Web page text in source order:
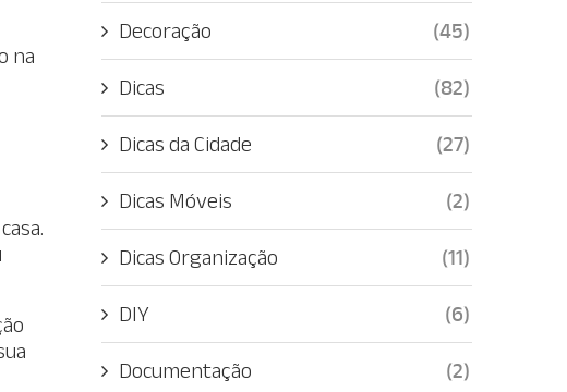
na
Decoração (45)
Dicas (82)
Dicas da Cidade (27)
Dicas Móveis (2)
Dicas Organização (11)
DIY (6)
Documentação (2)